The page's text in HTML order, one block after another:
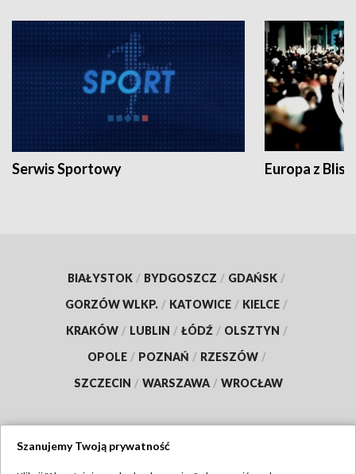
Serwis Sportowy Europa z
BIAŁYSTOK / BYDGOSZCZ / GDAŃSK /
GORZÓW WLKP. / KATOWICE / KIELCE /
KRAKÓW / LUBLIN / ŁÓDŹ / OLSZTYN /
OPOLE / POZNAŃ / RZESZÓW /
SZCZECIN / WARSZAWA / WROCŁAW
Szanujemy Twoją prywatność